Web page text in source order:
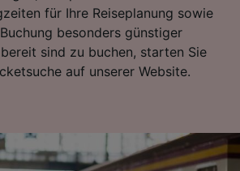
für Ihre Reiseplanung sowie
besonders günstiger
sind zu buchen, starten Sie
auf unserer Website.
Standortdaten.
zur Identifikation
Speichern von oder Zugriff auf
einem Endgerät.
sowie
Verbesserung von